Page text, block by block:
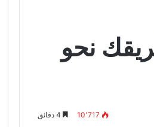
نحو
10٬717